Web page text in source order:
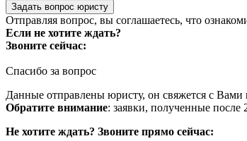
Задать вопрос юристу
Отправляя вопрос, вы соглашаетесь, что
Если не хотите ждать?
Звоните сейчас:
Спасибо за вопрос
Данные отправлены юристу, он свяжется с Вами
Обратите внимание: заявки, полученные
Не хотите ждать? Звоните прямо сейчас: